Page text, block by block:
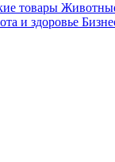
товары
и здоровье